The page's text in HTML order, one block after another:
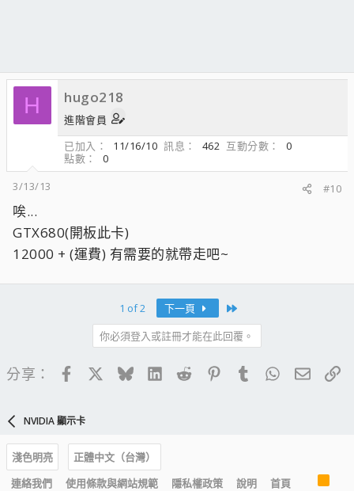
H hugo218
進階會員
已加入
11/16/10 訊息 462 互動分數
0
點數
0
3/13/13
#10
唉...
GTX680(開板此卡)
12000 + (運費) 有需要的就帶走吧~
1 of 2 下一頁
你必須登入或註冊才能在此回覆。
分享： FacebookBlueskyLinkedIn
Reddit PinterestTumblrWhatsApp
電子
NVIDIA 顯示卡
淺色明亮
正體中文（台灣）
連絡我們
使用條款與網站規範 隱私權政策 說明 首頁